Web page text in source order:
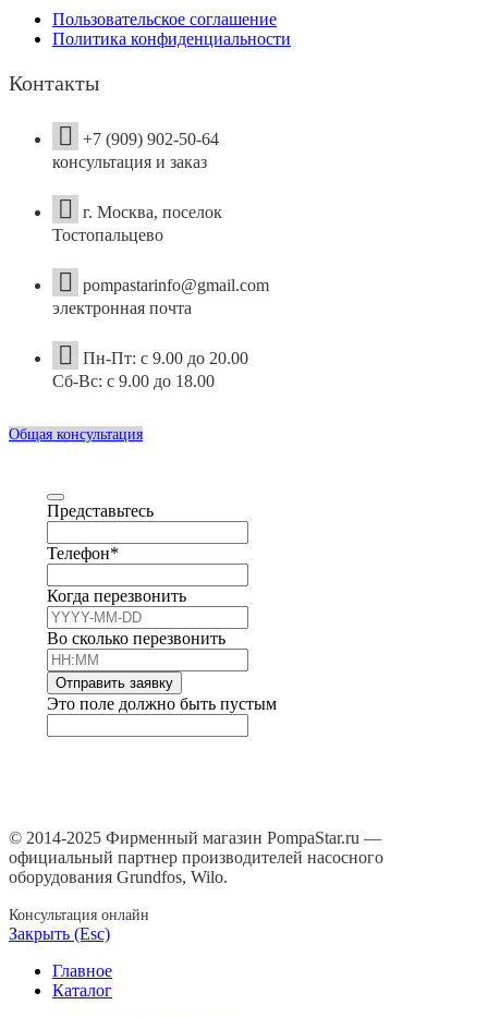
Пользовательское соглашение
Политика конфиденциальности
Контакты
+7 (909) 902-50-64
консультация и заказ
г. Москва, поселок
Тостопальцево
pompastarinfo@gmail.com
электронная почта
Пн-Пт: с 9.00 до 20.00
Сб-Вс: с 9.00 до 18.00
Общая консультация
Представьтесь
Телефон*
Когда перезвонить
Во сколько перезвонить
Отправить заявку
Это поле должно быть пустым
© 2014-2025 Фирменный магазин PompaStar.ru —
официальный партнер производителей насосного
оборудования Grundfos, Wilo.
Консультация онлайн
Закрыть (Esc)
Главное
Каталог